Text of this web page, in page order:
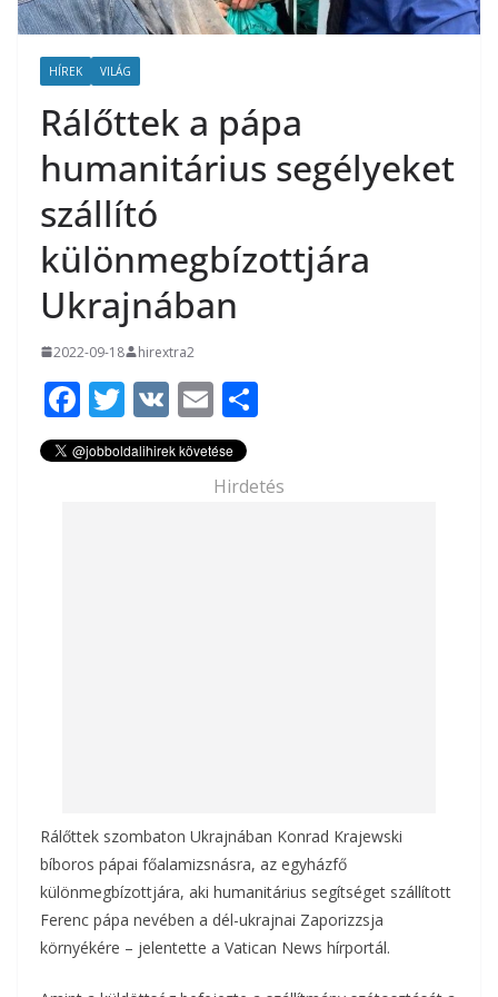
HÍREK VILÁG
Rálőttek a pápa
humanitárius segélyeket
szállító
különmegbízottjára
Ukrajnában
2022-09-18 hirextra2
F
ac
e
T
w
itt
V
K
E
m
ai
l
za
m
Hirdetés
Rálőttek szombaton Ukrajnában Konrad Krajewski
bíboros pápai főalamizsnásra, az egyházfő
különmegbízottjára, aki humanitárius segítséget szállított
Ferenc pápa nevében a dél-ukrajnai Zaporizzsja
környékére – jelentette a Vatican News hírportál.